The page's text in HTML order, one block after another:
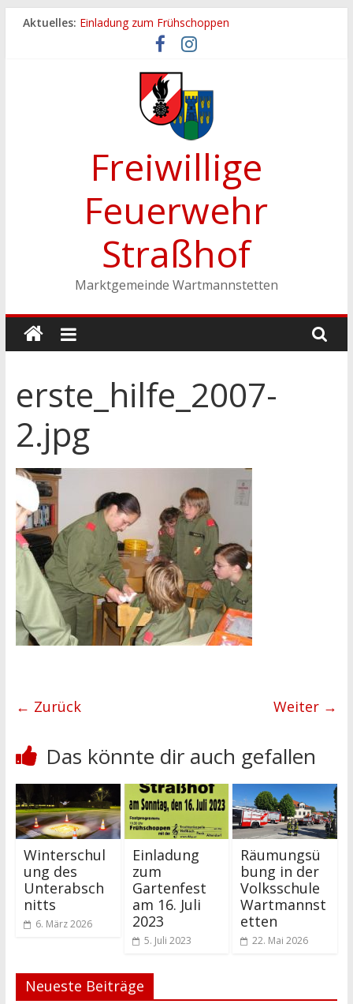
ZumAktuelles: Einladung zum Frühschoppen
Dichtheitsprobe der Löschleitungen
Fronleichnamsprozession
Feuerwehrfest 2026
Ferienspiel der Marktgemeinde Wartmannstetten
Freiwillige
Feuerwehr
Straßhof
Marktgemeinde Wartmannstetten
erste_hilfe_2007-
2.jpg
← Zurück Weiter →
Das könnte dir auch gefallen
Winterschul
ung des
Unterabsch
nitts
6. März 2026
Einladung
zum
Gartenfest
am 16. Juli
2023
5. Juli 2023
Räumungsü
bung in der
Volksschule
Wartmannst
etten
22. Mai 2026
Neueste Beiträge